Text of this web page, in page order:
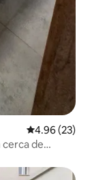
Calificación
4.96 (23)
cerca de